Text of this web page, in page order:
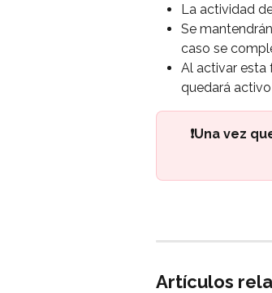
La actividad
Se
caso se
Al activar esta
quedará
❗Una vez
Artículos